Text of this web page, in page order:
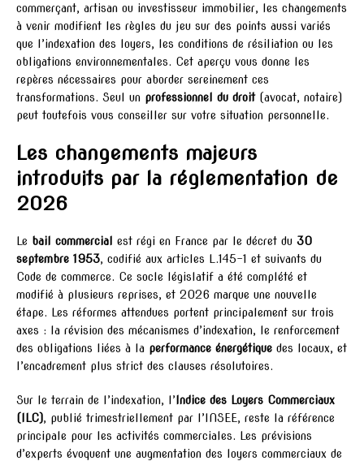
commerçant, artisan ou investisseur immobilier, les changements
à venir modifient les règles du jeu sur des points aussi variés
que l’indexation des loyers, les conditions de résiliation ou les
obligations environnementales. Cet aperçu vous donne les
repères nécessaires pour aborder sereinement ces
transformations. Seul un professionnel du droit(avocat, notaire)
peut toutefois vous conseiller sur votre situation personnelle.
Les changements majeurs
introduits par la réglementation de
2026
Le bail commercial est régi en France par le décret du 30
septembre 1953, codifié aux articles L.145-1 et suivants du
Code de commerce. Ce socle législatif a été complété et
modifié à plusieurs reprises, et 2026 marque une nouvelle
étape. Les réformes attendues portent principalement sur trois
axes : la révision des mécanismes d’indexation, le renforcement
des obligations liées à la performance énergétique des locaux, et
l’encadrement plus strict des clauses résolutoires.
Sur le terrain de l’indexation, l’ Indice des Loyers Commerciaux
(ILC), publié trimestriellement par l’INSEE, reste la référence
principale pour les activités commerciales. Les prévisions
d’experts évoquent une augmentation des loyers commerciaux de